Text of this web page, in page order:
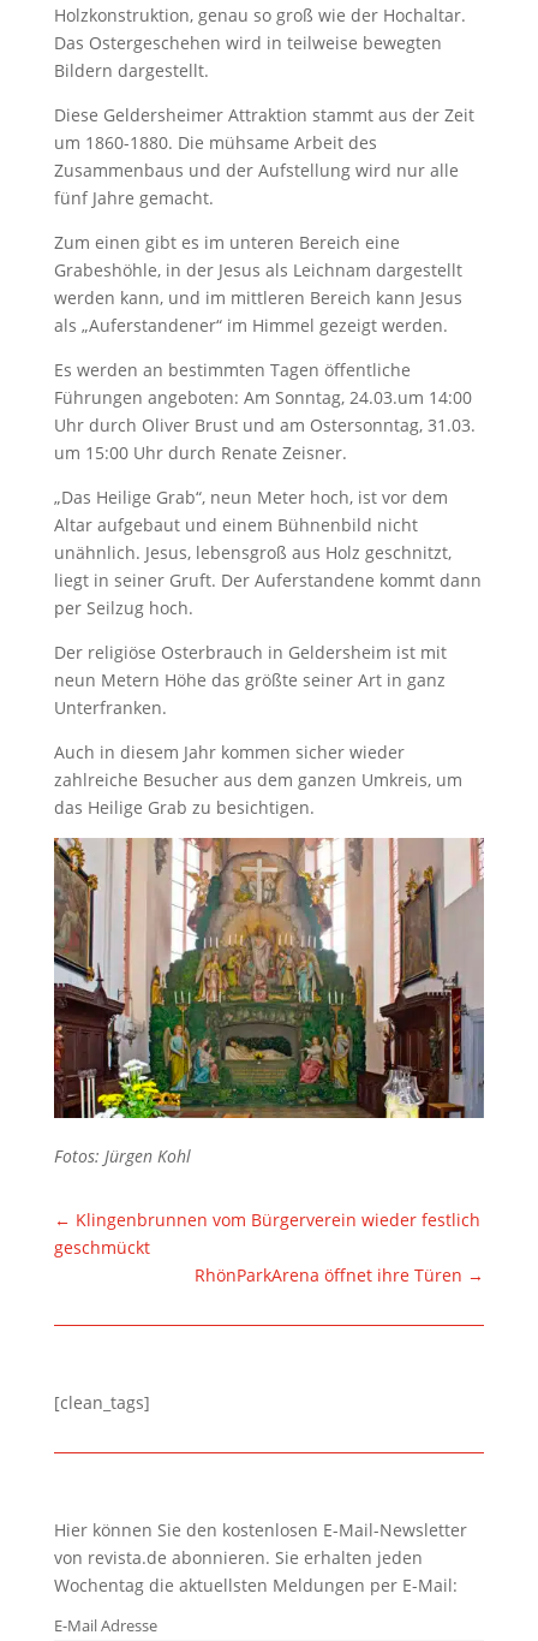
Holzkonstruktion, genau so groß wie der Hochaltar.
Das Ostergeschehen wird in teilweise bewegten
Bildern dargestellt.
Diese Geldersheimer Attraktion stammt aus der Zeit
um 1860-1880. Die mühsame Arbeit des
Zusammenbaus und der Aufstellung wird nur alle
fünf Jahre gemacht.
Zum einen gibt es im unteren Bereich eine
Grabeshöhle, in der Jesus als Leichnam dargestellt
werden kann, und im mittleren Bereich kann Jesus
als „Auferstandener“ im Himmel gezeigt werden.
Es werden an bestimmten Tagen öffentliche
Führungen angeboten: Am Sonntag, 24.03.um 14:00
Uhr durch Oliver Brust und am Ostersonntag, 31.03.
um 15:00 Uhr durch Renate Zeisner.
„Das Heilige Grab“, neun Meter hoch, ist vor dem
Altar aufgebaut und einem Bühnenbild nicht
unähnlich. Jesus, lebensgroß aus Holz geschnitzt,
liegt in seiner Gruft. Der Auferstandene kommt dann
per Seilzug hoch.
Der religiöse Osterbrauch in Geldersheim ist mit
neun Metern Höhe das größte seiner Art in ganz
Unterfranken.
Auch in diesem Jahr kommen sicher wieder
zahlreiche Besucher aus dem ganzen Umkreis, um
das Heilige Grab zu besichtigen.
Fotos: Jürgen Kohl
← Klingenbrunnen vom Bürgerverein wieder festlich
geschmückt
RhönParkArena öffnet ihre Türen →
[clean_tags]
Hier können Sie den kostenlosen E-Mail-Newsletter
von revista.de abonnieren. Sie erhalten jeden
Wochentag die aktuellsten Meldungen per E-Mail:
E-Mail Adresse